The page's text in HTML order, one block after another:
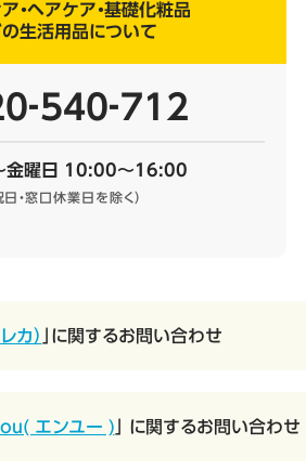
・ヘアケア・基礎化粧品
の生活用品について
金曜日 10:00～16:00
日・窓口休業日を除く）
カ） 」に関するお問い合わせ
エンユー ) 」 に関するお問い合わせ